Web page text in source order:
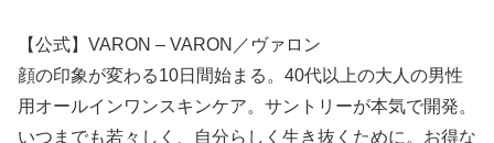
【公式】VARON – VARON／ヴァロン
顔の印象が変わる10日間始まる。40代以上の大人の男性
用オールインワンスキンケア。サントリーが本気で開発。
いつまでも若々しく、自分らしく生き抜くために。お得な